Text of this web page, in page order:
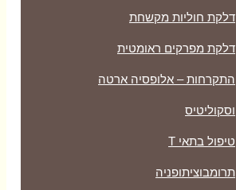
דלקת חוליות מקשחת
דלקת מפרקים ראומטית
התקרחות – אלופסיה ארטה
וסקוליטיס
טיפול בתאי T
תרומבוציתופניה